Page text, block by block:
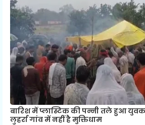
बारिश में प्लास्टिक की पन्नी तले हुआ
लुहर्रा गांव में नहीं है मुक्तिधाम